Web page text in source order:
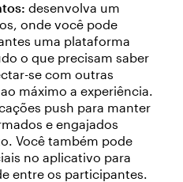
desenvolva um
onde você pode
uma plataforma
o que precisam saber
se com outras
máximo a experiência.
push para manter
e engajados
Você também pode
no aplicativo para
entre os participantes.